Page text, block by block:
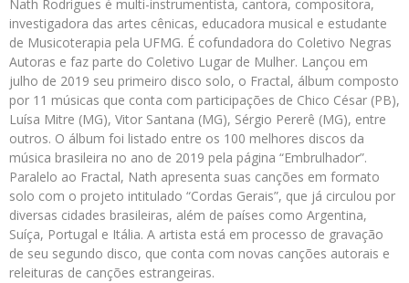
Nath Rodrigues é multi-instrumentista, cantora, compositora,
investigadora das artes cênicas, educadora musical e estudante
de Musicoterapia pela UFMG. É cofundadora do Coletivo Negras
Autoras e faz parte do Coletivo Lugar de Mulher. Lançou em
julho de 2019 seu primeiro disco solo, o Fractal, álbum composto
por 11 músicas que conta com participações de Chico César (PB),
Luísa Mitre (MG), Vitor Santana (MG), Sérgio Pererê (MG), entre
outros. O álbum foi listado entre os 100 melhores discos da
música brasileira no ano de 2019 pela página “Embrulhador”.
Paralelo ao Fractal, Nath apresenta suas canções em formato
solo com o projeto intitulado “Cordas Gerais”, que já circulou por
diversas cidades brasileiras, além de países como Argentina,
Suíça, Portugal e Itália. A artista está em processo de gravação
de seu segundo disco, que conta com novas canções autorais e
releituras de canções estrangeiras.